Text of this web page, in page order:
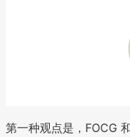
第一种观点是，FOCG